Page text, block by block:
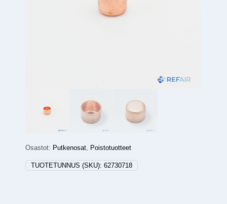
Osastot: Putkenosat, Poistotuotteet
TUOTETUNNUS (SKU): 62730718